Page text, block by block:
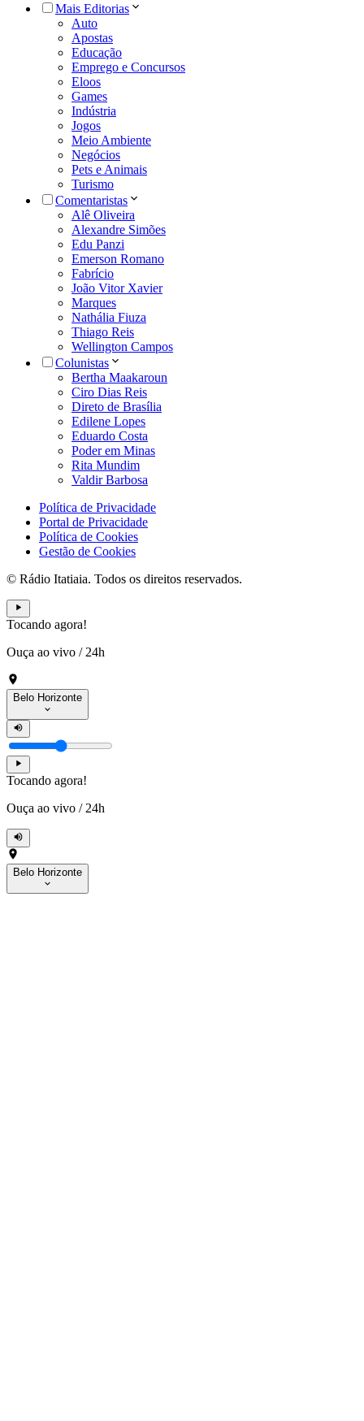
Mais Editorias
Auto
Apostas
Educação
Emprego e Concursos
Eloos
Games
Indústria
Jogos
Meio Ambiente
Negócios
Pets e Animais
Turismo
Comentaristas
Alê Oliveira
Alexandre Simões
Edu Panzi
Emerson Romano
Fabrício
João Vitor Xavier
Marques
Nathália Fiuza
Thiago Reis
Wellington Campos
Colunistas
Bertha Maakaroun
Ciro Dias Reis
Direto de Brasília
Edilene Lopes
Eduardo Costa
Poder em Minas
Rita Mundim
Valdir Barbosa
Política de Privacidade
Portal de Privacidade
Política de Cookies
Gestão de Cookies
© Rádio Itatiaia. Todos os direitos reservados.
Tocando agora!
Ouça ao vivo / 24h
Belo Horizonte
Tocando agora!
Ouça ao vivo / 24h
Belo Horizonte